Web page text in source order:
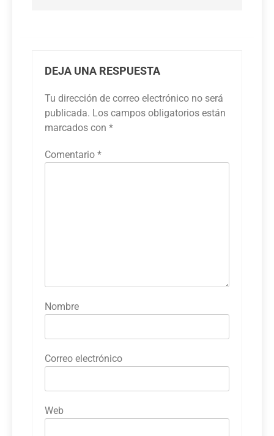
DEJA UNA RESPUESTA
Tu dirección de correo electrónico no será
publicada. Los campos obligatorios están
marcados con *
Comentario *
Nombre
Correo electrónico
Web